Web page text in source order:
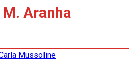
Aranha
Mussoline